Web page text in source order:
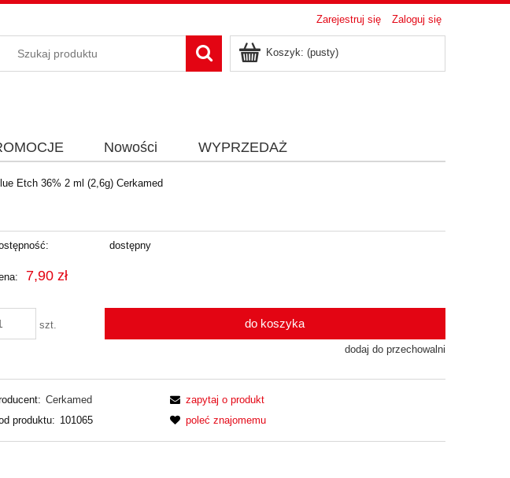
Zarejestruj się Zaloguj się
Koszyk: (pusty)
Nowości WYPRZEDAŻ
Etch 36% 2 ml (2,6g) Cerkamed
dostępny
7,90 zł
szt. do koszyka
dodaj do przechowalni
Cerkamed
produktu: 101065
zapytaj o produkt
poleć znajomemu